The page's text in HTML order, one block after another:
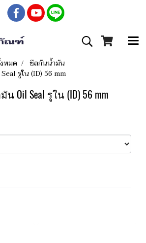
หมด
ซีลกันน้ำมัน
รูใน (ID) 56 mm
Oil Seal รูใน (ID) 56 mm